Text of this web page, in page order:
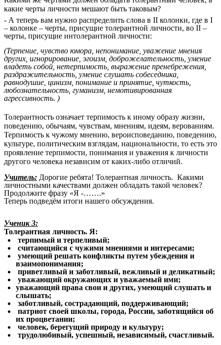
какие черты личности мешают быть таковым?
- А теперь вам нужно распределить слова в II колонки, где в I
– колонке – черты, присущие толерантной личности, во II –
черты, присущие интолерантной личности:
(Терпение, чувство юмора, непонимание, уважение мнения
других, игнорирование, эгоизм, доброжелательность, умение
владеть собой, нетерпимость, выражение пренебрежения,
раздражительность, умение слушать собеседника,
равнодушие, цинизм, понимание и принятие, чуткость,
любознательность, гуманизм, немотивированная
агрессивность. )
Толерантность означает терпимость к иному образу жизни,
поведению, обычаям, чувствам, мнениям, идеям, верованиям.
Терпимость к чужому мнению, вероисповеданию, поведению,
культуре, политическим взглядам, национальности, то есть это
проявление терпимости, понимания и уважения к личности
другого человека независим от каких-либо отличий.
Учитель: Дорогие ребята! Толерантная личность. Какими
личностными качествами должен обладать такой человек?
Продолжите фразу «Я -…….»
Теперь подведём итоги нашего обсуждения.
Ученик 3:
Толерантная личность. Я:
терпимый и терпеливый;
считающийся с чужими мнениями и интересами;
умеющий решать конфликты путем убеждения и
взаимопонимания;
приветливый и заботливый, вежливый и деликатный;
уважающий окружающих и уважаемый ими;
уважающий права свои и других, умеющий слушать и
слышать;
заботливый, сострадающий, поддерживающий;
патриот своей школы, города, России, заботящийся об
их процветании;
человек, берегущий природу и культуру;
трудолюбивый, успешный, независимый, счастливый.